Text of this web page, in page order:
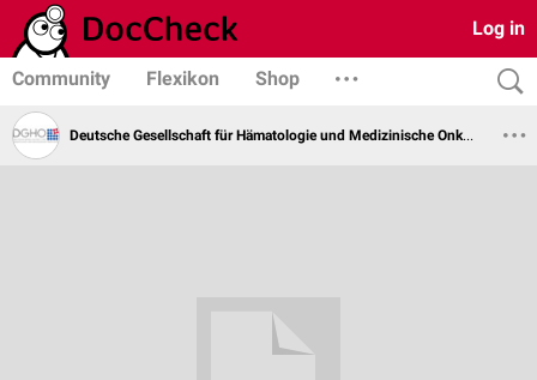
Log in
Community Flexikon Shop
Deutsche Gesellschaft für Hämatologie und Medizinische Onkologie